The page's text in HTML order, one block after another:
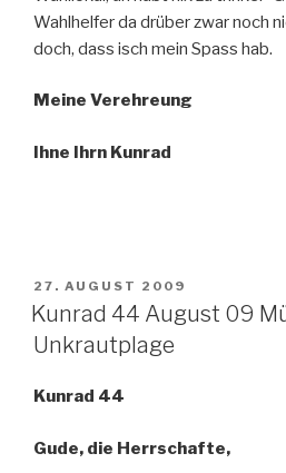
Wahlhelfer da drüber zwar noch
doch, dass isch mein Spass hab.
Meine Verehreung
Ihne Ihrn Kunrad
VERÖFFENTLICHT
AM
27. AUGUST 2009
Kunrad 44 August 09
Unkrautplage
Kunrad 44
Gude, die Herrschafte,